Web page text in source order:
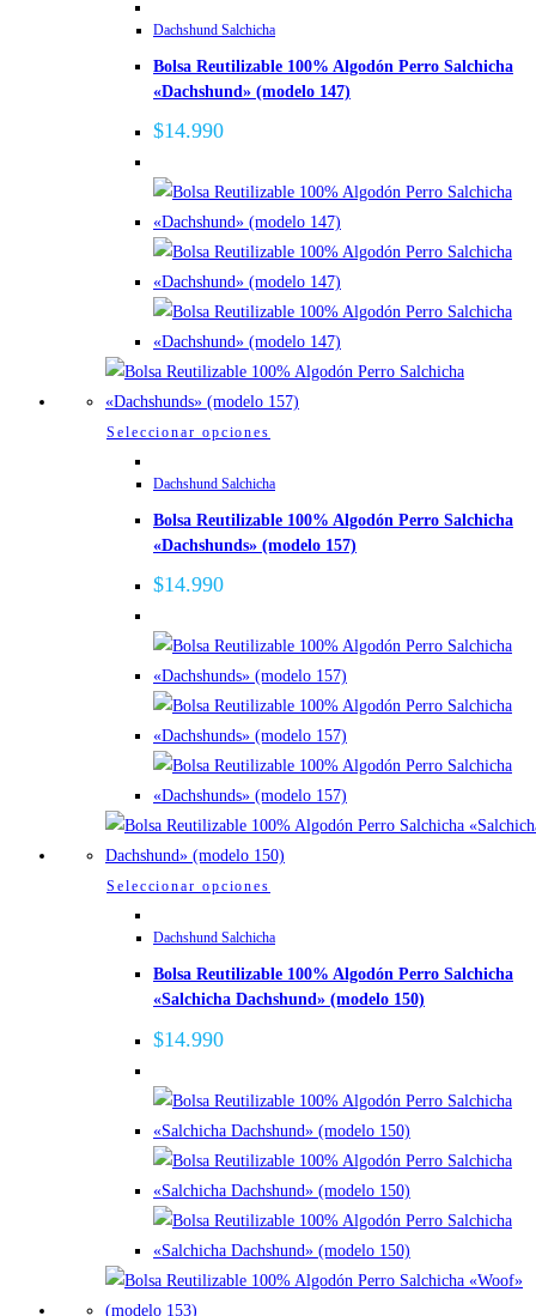
tiene
múltiples
variantes.
se
pueden
elegir
en
la
página
de
producto
Dachshund Salchicha
Bolsa Reutilizable 100% Algodón Perro Salchicha
«Dachshund» (modelo 147)
$14.990
Seleccionar opciones
tiene
múltiples
variantes.
se
pueden
elegir
en
la
página
de
producto
Dachshund Salchicha
Bolsa Reutilizable 100% Algodón Perro Salchicha
«Dachshunds» (modelo 157)
$14.990
Seleccionar opciones
tiene
múltiples
variantes.
se
pueden
elegir
en
la
página
de
Dachshund Salchicha
Bolsa Reutilizable 100% Algodón Perro Salchicha
«Salchicha Dachshund» (modelo 150)
$14.990